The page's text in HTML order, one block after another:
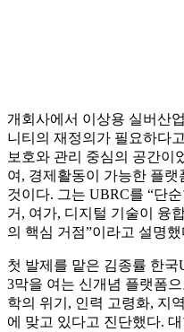
개회사에서 이상용 실버산
니티의 재정의가 필요하다
보호와 관리 중심의 공간이
여, 경제활동이 가능한 플
것이다. 그는 UBRC를 “단
거, 여가, 디지털 기술이 융
의 핵심 거점”이라고 설명했
첫 발제를 맡은 김종률 한
3막을 여는 신개념 플랫폼
학의 위기, 인력 고령화, 지
에 맞고 있다고 진단했다.